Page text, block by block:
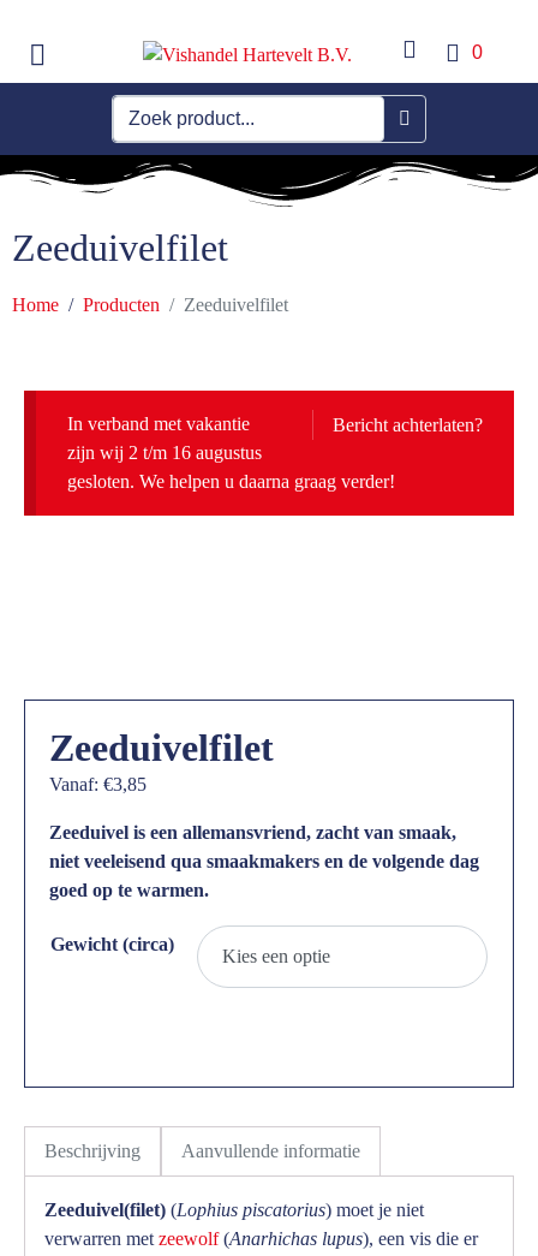
0
Zeeduivelfilet
Home Producten Zeeduivelfilet
Bericht achterlaten?
In verband met vakantie
zijn wij 2 t/m 16 augustus
gesloten. We helpen u daarna graag verder!
Zeeduivelfilet
Vanaf: €3,85
Zeeduivel is een allemansvriend, zacht van smaak,
niet veeleisend qua smaakmakers en de volgende dag
goed op te warmen.
Gewicht (circa)
Beschrijving Aanvullende informatie
Zeeduivel(filet) (Lophius piscatorius) moet je niet
verwarren met zeewolf(Anarhichas lupus), een vis die er